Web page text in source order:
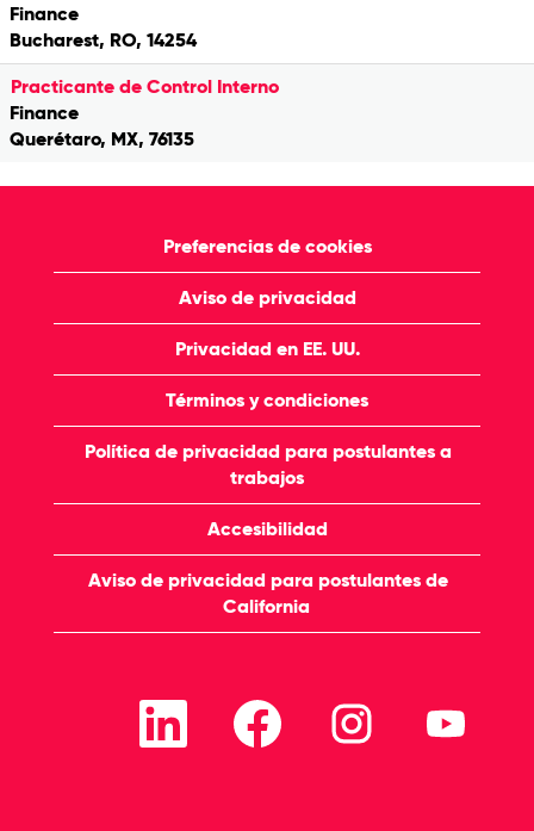
Finance
Bucharest, RO, 14254
Practicante de Control Interno
Finance
Querétaro, MX, 76135
Preferencias de cookies
Aviso de privacidad
Privacidad en EE. UU.
Términos y condiciones
Política de privacidad para postulantes a
trabajos
Accesibilidad
Aviso de privacidad para postulantes de
California
S
a
e
a
e
a
a